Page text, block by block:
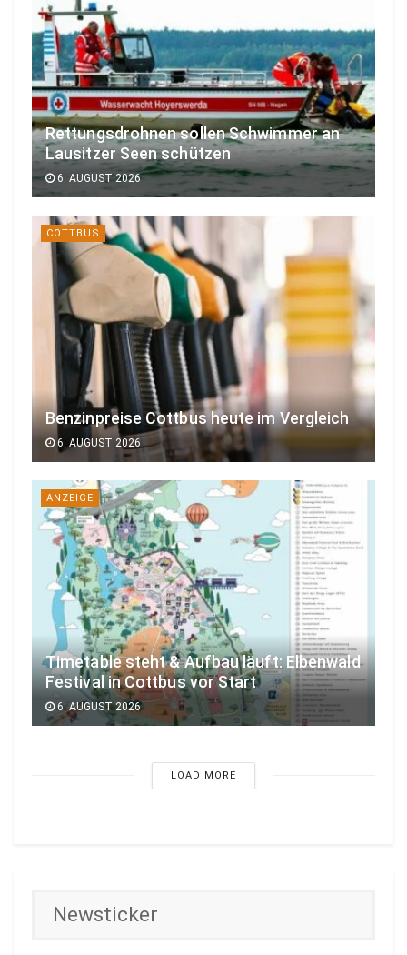
Rettungsdrohnen sollen Schwimmer an
Lausitzer Seen schützen
6. AUGUST 2026
COTTBUS
Benzinpreise Cottbus heute im Vergleich
6. AUGUST 2026
ANZEIGE
Timetable steht & Aufbau läuft: Elbenwald
Festival in Cottbus vor Start
6. AUGUST 2026
LOAD MORE
Newsticker